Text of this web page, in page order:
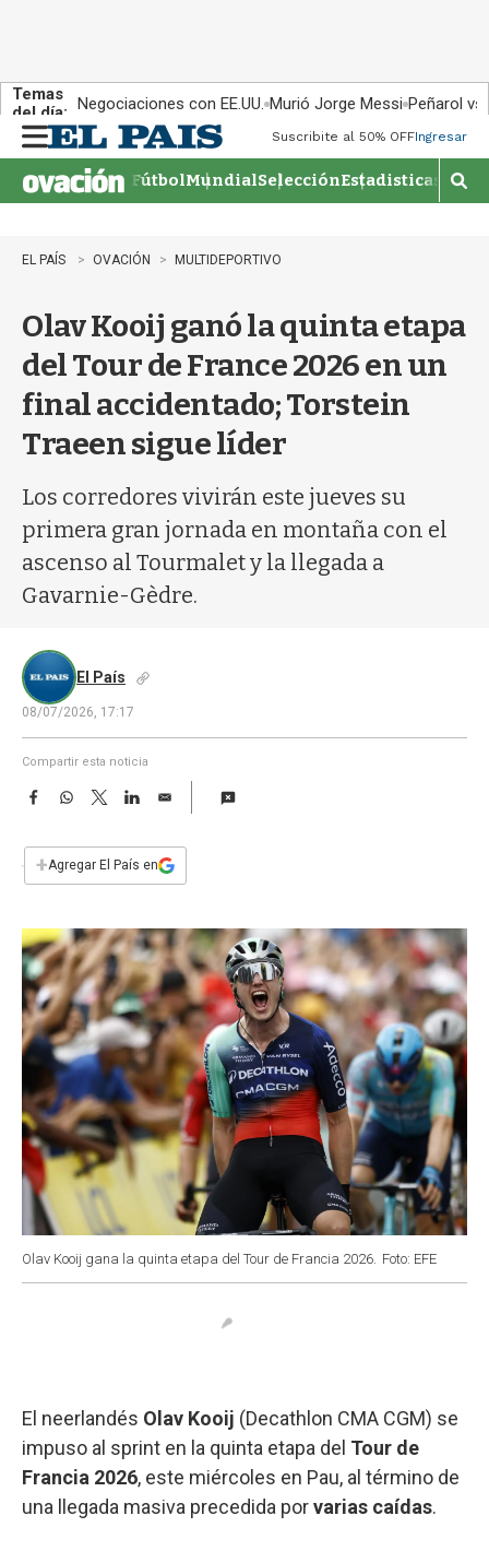
Temas
del día: Negociaciones con EE.UU. Murió Jorge Messi Peñarol
n
u
Suscribite al 50% OFFIngresar
FútbolMundialSelecciónEstadisticas
M
o
r
b
EL PAÍS OVACIÓN MULTIDEPORTIVO
Olav Kooij ganó la quinta etapa
del Tour de France 2026 en un
final accidentado; Torstein
Traeen sigue líder
Los corredores vivirán este jueves su
primera gran jornada en montaña con el
ascenso al Tourmalet y la llegada a
Gavarnie-Gèdre.
El País
08/07/2026, 17:17
Compartir esta noticia
F
e
b
k
W
s
p
T
w
t
L
n
E
i
l
+Agregar El País en
Olav Kooij gana la quinta etapa del Tour de Francia 2026. Foto: EFE
El neerlandés Olav Kooij (Decathlon CMA CGM) se
impuso al sprint en la quinta etapa del Tour de
Francia 2026, este miércoles en Pau, al término de
una llegada masiva precedida porvarias caídas.